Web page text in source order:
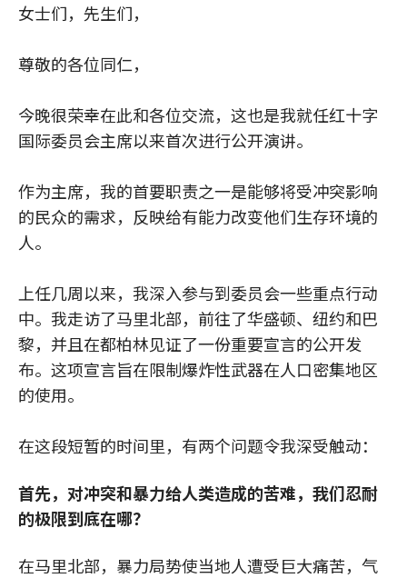
女士们，先生们，
尊敬的各位同仁，
今晚很荣幸在此和各位交流，这也是我就任红十字
国际委员会主席以来首次进行公开演讲。
作为主席，我的首要职责之一是能够将受冲突影响
的民众的需求，反映给有能力改变他们生存环境的
人。
上任几周以来，我深入参与到委员会一些重点行动
中。我走访了马里北部，前往了华盛顿、纽约和巴
黎，并且在都柏林见证了一份重要宣言的公开发
布。这项宣言旨在限制爆炸性武器在人口密集地区
的使用。
在这段短暂的时间里，有两个问题令我深受触动：
首先，对冲突和暴力给人类造成的苦难，我们忍耐
的极限到底在哪？
在马里北部，暴力局势使当地人遭受巨大痛苦，气